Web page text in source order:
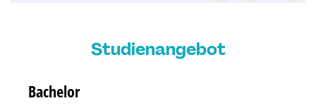
Studienangebot
Bachelor